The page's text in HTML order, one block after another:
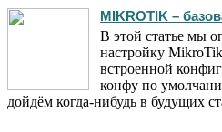
MIKROTIK –
В этой статье мы
настройку
встроенной
конфу по
дойдём когда-нибудь в будущих